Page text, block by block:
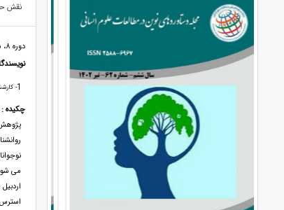
نقش
دوره 8، شماره 89، مهر 1404، صفحات 18 - 32
1
-
چکیده :